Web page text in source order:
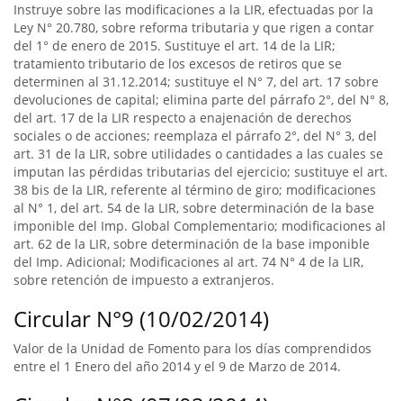
Instruye sobre las modificaciones a la LIR, efectuadas por la
Ley N° 20.780, sobre reforma tributaria y que rigen a contar
del 1° de enero de 2015. Sustituye el art. 14 de la LIR;
tratamiento tributario de los excesos de retiros que se
determinen al 31.12.2014; sustituye el N° 7, del art. 17 sobre
devoluciones de capital; elimina parte del párrafo 2°, del N° 8,
del art. 17 de la LIR respecto a enajenación de derechos
sociales o de acciones; reemplaza el párrafo 2°, del N° 3, del
art. 31 de la LIR, sobre utilidades o cantidades a las cuales se
imputan las pérdidas tributarias del ejercicio; sustituye el art.
38 bis de la LIR, referente al término de giro; modificaciones
al N° 1, del art. 54 de la LIR, sobre determinación de la base
imponible del Imp. Global Complementario; modificaciones al
art. 62 de la LIR, sobre determinación de la base imponible
del Imp. Adicional; Modificaciones al art. 74 N° 4 de la LIR,
sobre retención de impuesto a extranjeros.
Circular N°9 (10/02/2014)
Valor de la Unidad de Fomento para los días comprendidos
entre el 1 Enero del año 2014 y el 9 de Marzo de 2014.